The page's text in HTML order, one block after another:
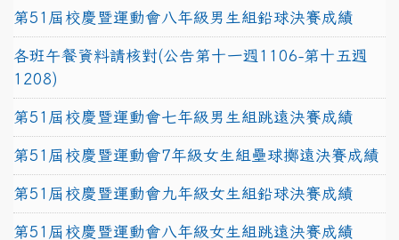
第51屆校慶暨運動會八年級男生組鉛球決賽成績
各班午餐資料請核對(公告第十一週1106-第十五週
1208)
第51屆校慶暨運動會七年級男生組跳遠決賽成績
第51屆校慶暨運動會7年級女生組壘球擲遠決賽成績
第51屆校慶暨運動會九年級女生組鉛球決賽成績
第51屆校慶暨運動會八年級女生組跳遠決賽成績